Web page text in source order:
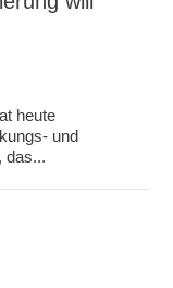
heute
und
das...